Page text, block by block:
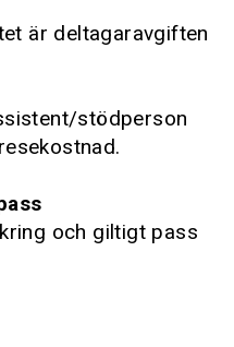
är deltagaravgiften
stödperson
och giltigt pass